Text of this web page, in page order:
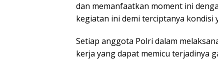
dan memanfaatkan moment ini
kegiatan ini demi terciptanya kondisi
Setiap anggota Polri dalam
kerja yang dapat memicu terjadinya